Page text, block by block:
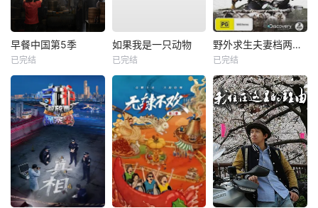
早餐中国第5季
已完结
如果我是一只动物
已完结
野外求生夫妻档两季全
已完结